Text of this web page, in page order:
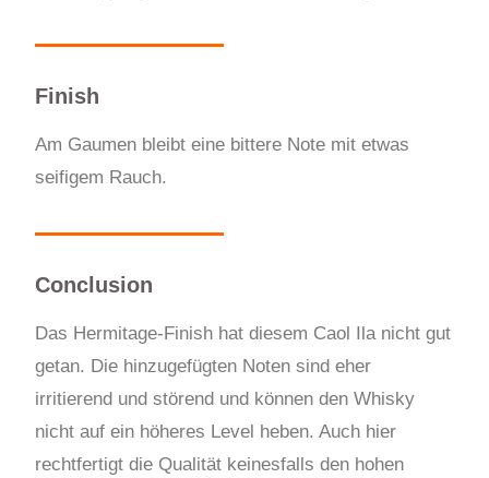
Finish
Am Gaumen bleibt eine bittere Note mit etwas
seifigem Rauch.
Conclusion
Das Hermitage-Finish hat diesem Caol Ila nicht gut
getan. Die hinzugefügten Noten sind eher
irritierend und störend und können den Whisky
nicht auf ein höheres Level heben. Auch hier
rechtfertigt die Qualität keinesfalls den hohen